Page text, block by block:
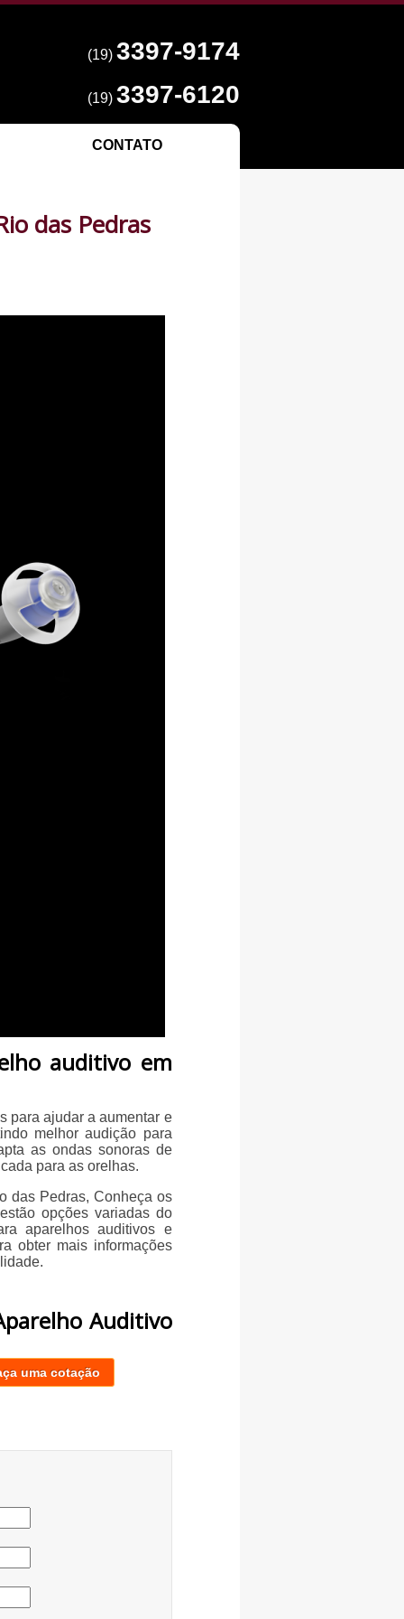
(19) 3397-9174
(19) 3397-6120
CONTATO
das Pedras
auditivo em
para ajudar a aumentar e
melhor audição para
as ondas sonoras de
para as orelhas.
das Pedras, Conheça os
opções variadas do
aparelhos auditivos e
obter mais informações
Auditivo
uma cotação